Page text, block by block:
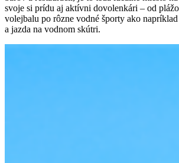
svoje si prídu aj aktívni dovolenkári – od
volejbalu po rôzne vodné športy ako
a jazda na vodnom skútri.